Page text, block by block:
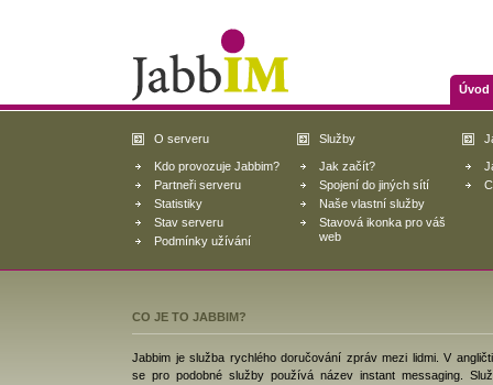
Úvod
O serveru
Kdo provozuje Jabbim?
Partneři serveru
Statistiky
Stav serveru
Podmínky užívání
Služby
Jak začít?
Spojení do jiných sítí
Naše vlastní služby
Stavová ikonka pro váš
web
CO JE TO JABBIM?
Jabbim je služba rychlého doručování zpráv mezi lidmi. V
se pro podobné služby používá název instant messaging.